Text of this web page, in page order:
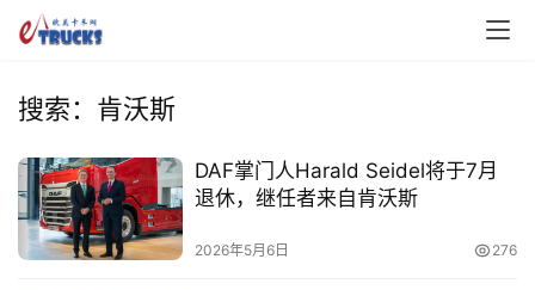
搜索：肯沃斯
DAF掌门人Harald Seidel将于7月
退休，继任者来自肯沃斯
2026年5月6日 276